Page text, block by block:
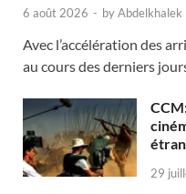
6 août 2026 - by
Avec l’accélération des
au cours des derniers
29